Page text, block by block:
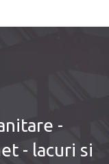
-
- lacuri si